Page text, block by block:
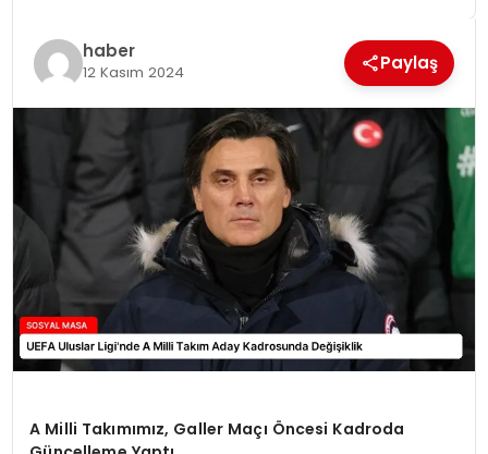
haber
12 Kasım 2024 Paylaş
A Milli Takımımız, Galler Maçı Öncesi Kadroda